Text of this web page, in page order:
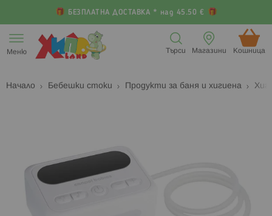
БЕЗПЛАТНА ДОСТАВКА * над 45.50 €
към
съдържанието
Меню Кошница (
Магазини
Търси
Начало Бебешки стоки Продукти за баня и хигиена
изображенията